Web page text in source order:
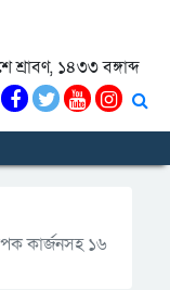
১৪৩৩ বঙ্গাব্দ
কার্জনসহ ১৬